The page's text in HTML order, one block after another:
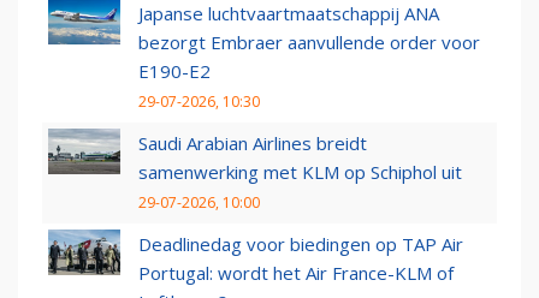
Japanse luchtvaartmaatschappij ANA
bezorgt Embraer aanvullende order voor
E190-E2
29-07-2026, 10:30
Saudi Arabian Airlines breidt
samenwerking met KLM op Schiphol uit
29-07-2026, 10:00
Deadlinedag voor biedingen op TAP Air
Portugal: wordt het Air France-KLM of